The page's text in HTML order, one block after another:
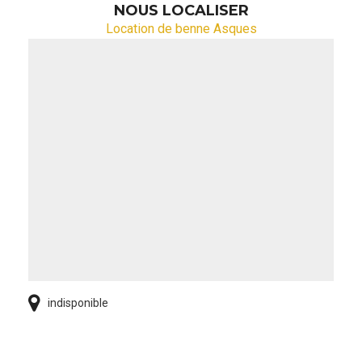
NOUS LOCALISER
Location de benne Asques
indisponible